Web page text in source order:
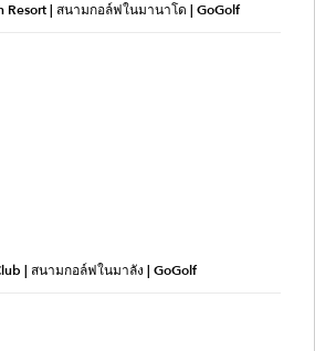
Resort | สนามกอล์ฟในมานาโด | GoGolf
| สนามกอล์ฟในมาลัง | GoGolf